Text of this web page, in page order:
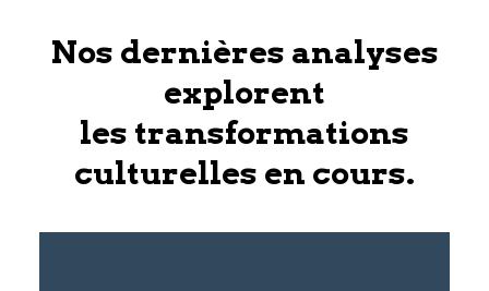
Nos dernières analyses
explorent
les transformations
culturelles en cours.